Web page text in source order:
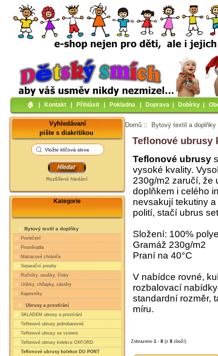
🏠︎ Kontakt Přihlásit Pokladna Doprava Dobírky
Vyhledávaní
pište s diakritikou
Rozšířené hledání
Kategorie
Bytový textil a doplňky
Povlečení
Prostěradla
Matracové chrániče
Separační potahy
Ručníky, osušky, žínky
Utěrky, chňapky, zástěry
Kapesníky
Ubrusy a prostírání
SKLADEM ubrusy a prostírání
Teflonové ubrusy jednobarevné
Teflonové ubrusy se vzorem
Teflonové ubrusy kolekce OXFORD
Teflonové ubrusy kolekce DU PONT
Domů :: Bytový textil a doplňky
Teflonové ubrusy
Teflonové ubrusy
vysoké kvality.
230g/m2zaručí, že
doplňkem i celého
nevsakují tekutiny
polití, stačí ubrus
Složení: 100%
Gramáž 230g/m2
Praní na 40°C
V nabídce rovné,
rozbalovací
standardní rozměr,
míru.
Zobrazeno 1 - 8(z 8zboží)